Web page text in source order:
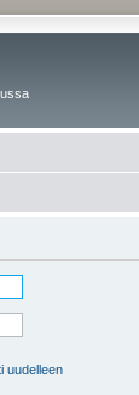
uudelleen